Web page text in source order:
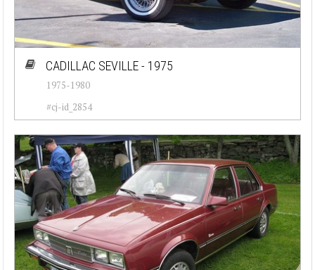
CADILLAC SEVILLE - 1975
1975-1980
#cj-id_2854